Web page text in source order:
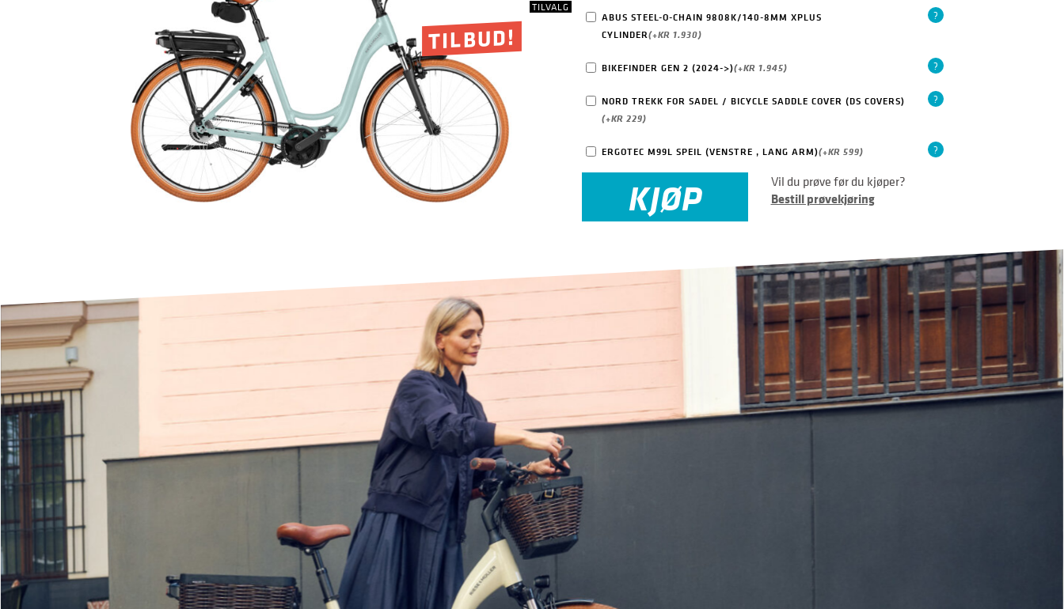
TILBUD!
TILVALG
ABUS STEEL-O-CHAIN 9808K/140-8MM XPLUS
CYLINDER(+KR 1.930)
?
BIKEFINDER GEN 2 (2024->)(+KR 1.945) ?
NORD TREKK FOR SADEL / BICYCLE SADDLE COVER (DS COVERS)
(+KR 229)
?
ERGOTEC M99L SPEIL (VENSTRE , LANG ARM)(+KR 599) ?
Vil du prøve før du kjøper?
Bestill prøvekjøring
KJØP